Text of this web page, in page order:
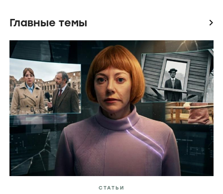
Главные темы icon
СТАТЬИ